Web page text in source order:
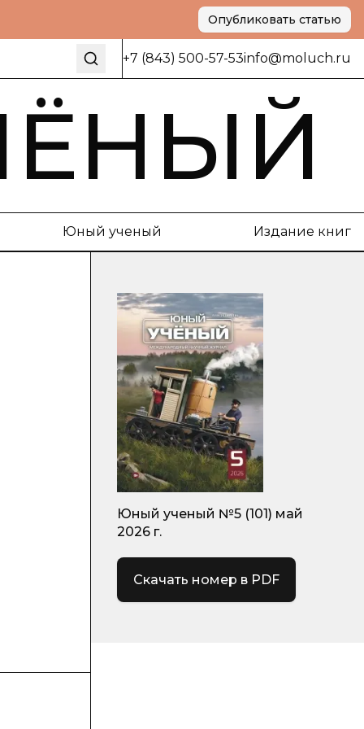
Опубликовать статью
+7 (843) 500-57-53info@moluch.ru
Юный ученый Издание книг
Юный ученый №5 (101) май
2026 г.
Скачать номер в PDF